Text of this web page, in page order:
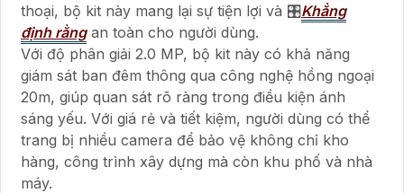
thoại, bộ kit này mang lại sự tiện lợi và 🎛Khẳng
định rằngan toàn cho người dùng.
Với độ phân giải 2.0 MP, bộ kit này có khả năng
giám sát ban đêm thông qua công nghệ hồng ngoại
20m, giúp quan sát rõ ràng trong điều kiện ánh
sáng yếu. Với giá rẻ và tiết kiệm, người dùng có thể
trang bị nhiều camera để bảo vệ không chỉ kho
hàng, công trình xây dựng mà còn khu phố và nhà
máy.